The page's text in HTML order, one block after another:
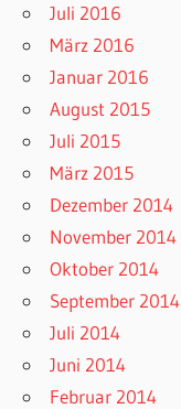
Juli 2016
März 2016
Januar 2016
August 2015
Juli 2015
März 2015
Dezember 2014
November 2014
Oktober 2014
September 2014
Juli 2014
Juni 2014
Februar 2014